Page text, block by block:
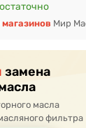
магазинов Мир
замена
масла
фильтра